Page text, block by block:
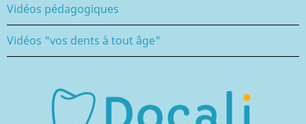
Vidéos pédagogiques
Vidéos "vos dents à tout âge"